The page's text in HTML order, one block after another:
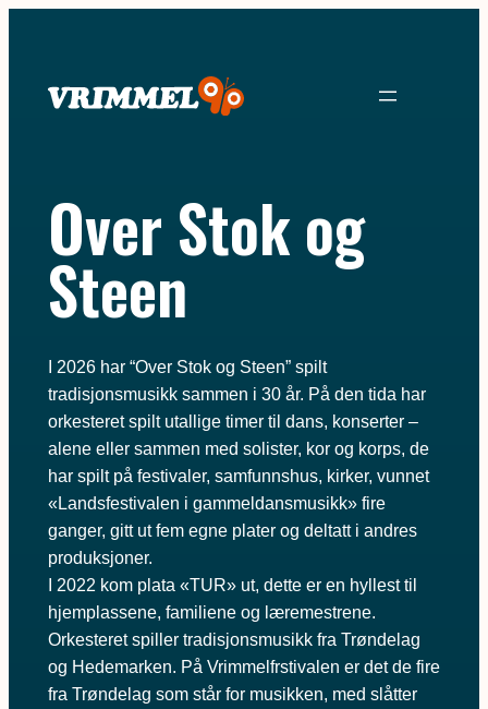
Over Stok og
Steen
I 2026 har “Over Stok og Steen” spilt
tradisjonsmusikk sammen i 30 år. På den tida har
orkesteret spilt utallige timer til dans, konserter –
alene eller sammen med solister, kor og korps, de
har spilt på festivaler, samfunnshus, kirker, vunnet
«Landsfestivalen i gammeldansmusikk» fire
ganger, gitt ut fem egne plater og deltatt i andres
produksjoner.
I 2022 kom plata «TUR» ut, dette er en hyllest til
hjemplassene, familiene og læremestrene.
Orkesteret spiller tradisjonsmusikk fra Trøndelag
og Hedemarken. På Vrimmelfrstivalen er det de fire
fra Trøndelag som står for musikken, med slåtter